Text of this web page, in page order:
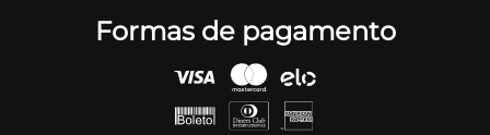
Formas de pagamento